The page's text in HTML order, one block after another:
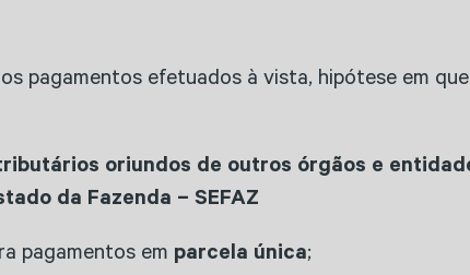
pagamentos efetuados à vista, hipótese em
oriundos de outros órgãos e
da Fazenda – SEFAZ
pagamentos em parcela única;